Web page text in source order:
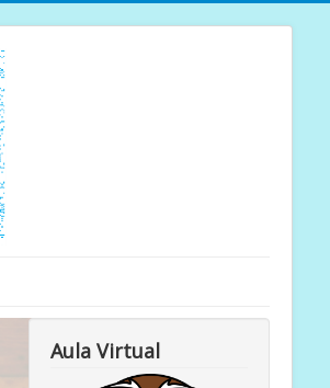
Aula Virtual